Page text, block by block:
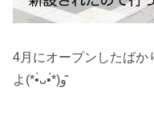
4月にオープンしたばか
よ(*•̀ᴗ•́*)و ̑̑